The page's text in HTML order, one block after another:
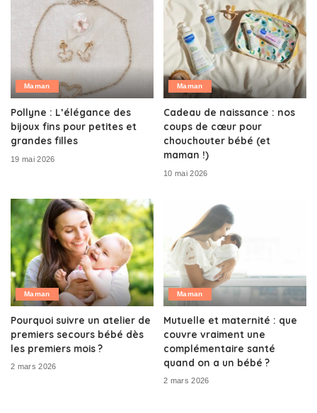
Maman
Pollyne : L’élégance des
bijoux fins pour petites et
grandes filles
19 mai 2026
Maman
Cadeau de naissance : nos
coups de cœur pour
chouchouter bébé (et
maman !)
10 mai 2026
Maman
Pourquoi suivre un atelier de
premiers secours bébé dès
les premiers mois ?
2 mars 2026
Maman
Mutuelle et maternité : que
couvre vraiment une
complémentaire santé
quand on a un bébé ?
2 mars 2026